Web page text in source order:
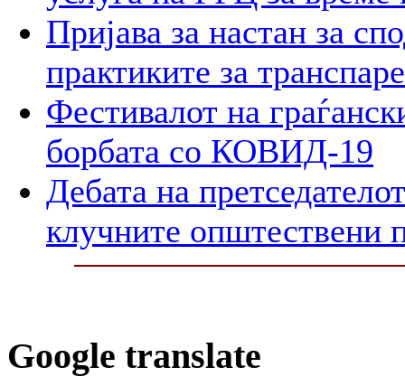
Пријава за настан за
практиките за
Фестивалот на
борбата со КОВИД-19
Дебата на
клучните општествени
Google translate